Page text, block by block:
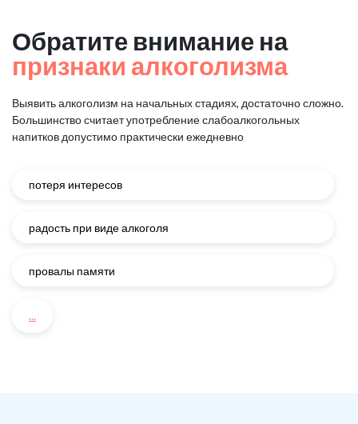
Обратите внимание на
признаки алкоголизма
Выявить алкоголизм на начальных стадиях, достаточно сложно.
Большинство считает употребление слабоалкогольных
напитков допустимо практически ежедневно
потеря интересов
радость при виде алкоголя
провалы памяти
...